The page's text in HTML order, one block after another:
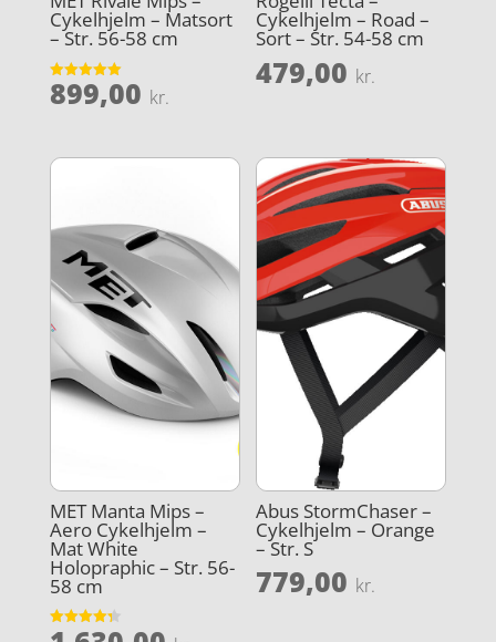
Cykelhjelm – Matsort
– Str. 56-58 cm
Vurderet
5
899,00 kr.
Cykelhjelm – Road –
Sort – Str. 54-58 cm
479,00 kr.
MET Manta Mips –
Aero Cykelhjelm –
Mat White
Holopraphic – Str. 56-
58 cm
Vurderet
Abus StormChaser –
Cykelhjelm – Orange
– Str. S
779,00 kr.